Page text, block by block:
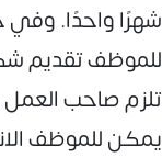
شهرًا واحدًا. وفي
للموظف تقديم
تلزم صاحب العمل
يمكن للموظف